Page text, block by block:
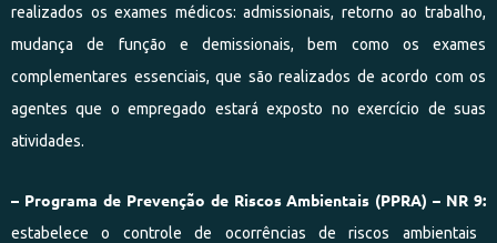
realizados os exames médicos: admissionais, retorno ao trabalho,
mudança de função e demissionais, bem como os exames
complementares essenciais, que são realizados de acordo com os
agentes que o empregado estará exposto no exercício de suas
atividades.
– Programa de Prevenção de Riscos Ambientais (PPRA) – NR 9:
estabelece
o controle de ocorrências de riscos ambientais